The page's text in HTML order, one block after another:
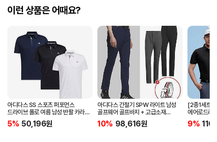
이런 상품은 어때요?
아디다스 SS 스포츠 퍼포먼스
드라이브 폴로 여름 남성 반팔 카라
티셔츠 IA5447 IA5448 IA5446
5% 50,196원
아디다스 간절기 SPW 라이트 남성
골프웨어 골프바지 + 고급소재
삼선패턴 골프벨트 세트
10% 98,616원
[2종1세트]
에어로드라
남자 골프
JG1313
9%